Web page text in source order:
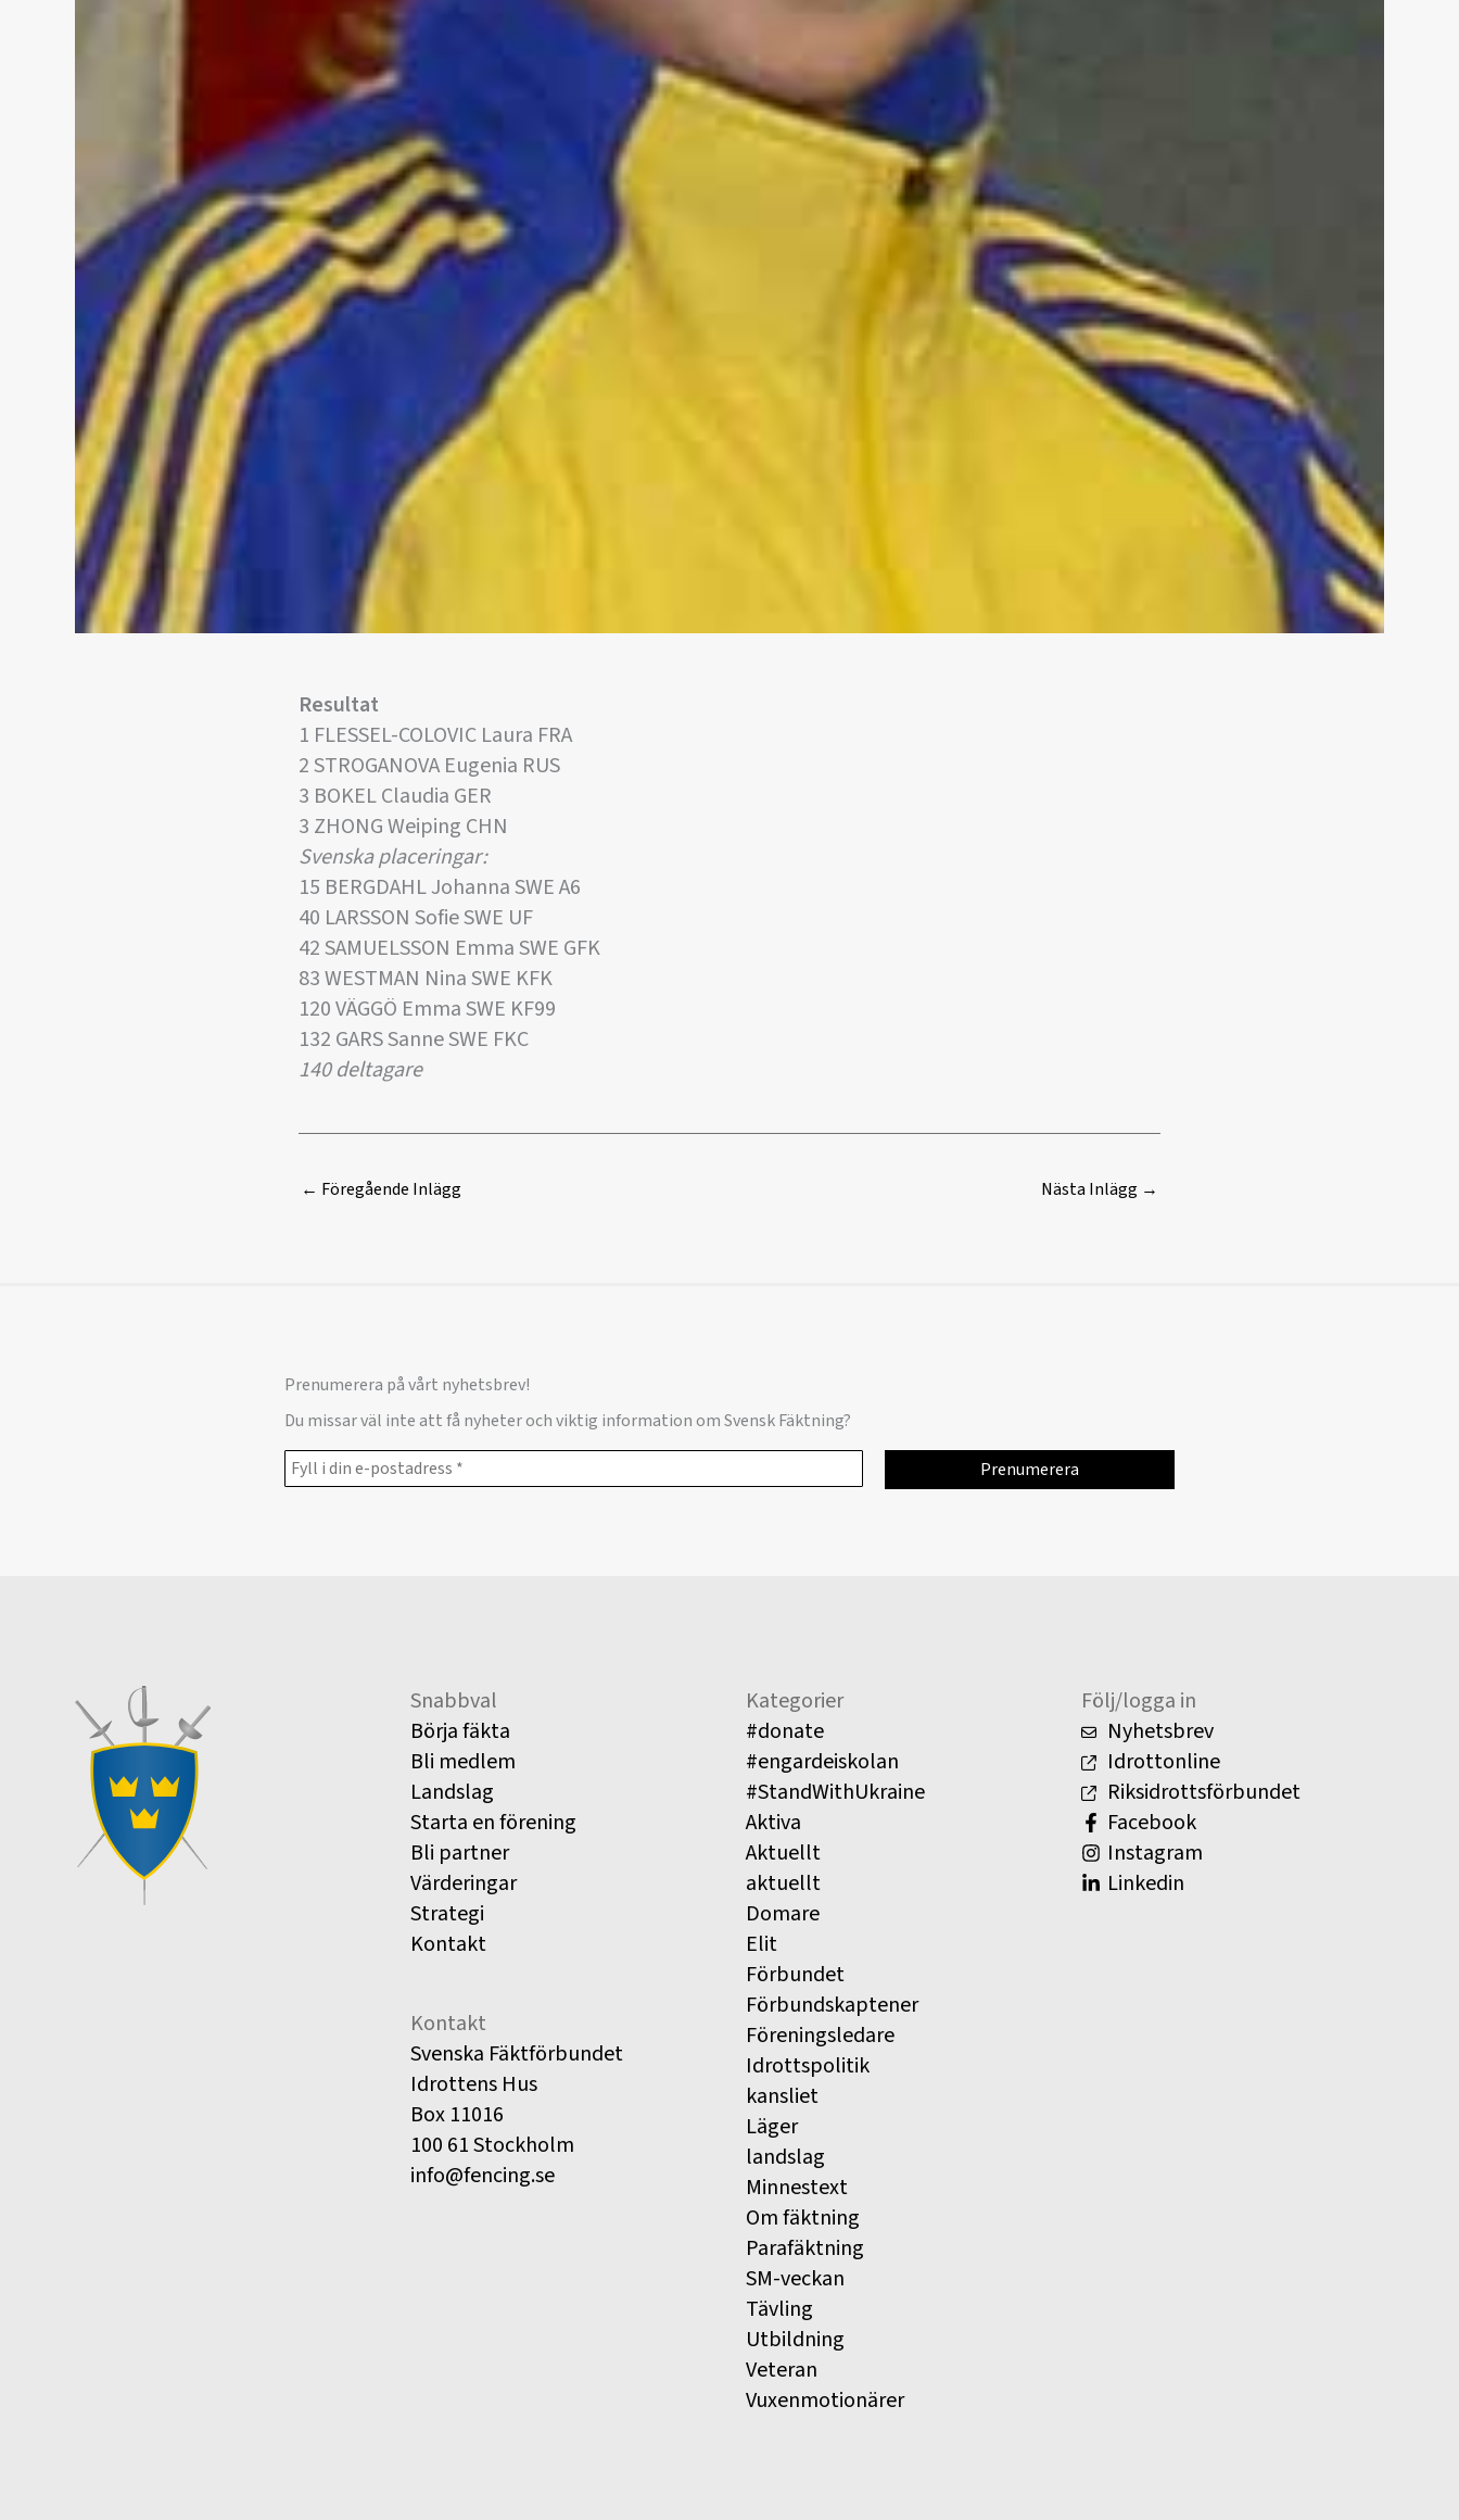
Resultat
1 FLESSEL-COLOVIC Laura FRA
2 STROGANOVA Eugenia RUS
3 BOKEL Claudia GER
3 ZHONG Weiping CHN
Svenska placeringar:
15 BERGDAHL Johanna SWE A6
40 LARSSON Sofie SWE UF
42 SAMUELSSON Emma SWE GFK
83 WESTMAN Nina SWE KFK
120 VÄGGÖ Emma SWE KF99
132 GARS Sanne SWE FKC
140 deltagare
← Föregående Inlägg Nästa Inlägg →
Prenumerera på vårt nyhetsbrev!
Du missar väl inte att få nyheter och viktig information om Svensk Fäktning?
Snabbval
Börja fäkta
Bli medlem
Landslag
Starta en förening
Bli partner
Värderingar
Strategi
Kontakt
Kontakt
Svenska Fäktförbundet
Idrottens Hus
Box 11016
100 61 Stockholm
info@fencing.se
Kategorier
#donate
#engardeiskolan
#StandWithUkraine
Aktiva
Aktuellt
aktuellt
Domare
Elit
Förbundet
Förbundskaptener
Föreningsledare
Idrottspolitik
kansliet
Läger
landslag
Minnestext
Om fäktning
Parafäktning
SM-veckan
Tävling
Utbildning
Veteran
Vuxenmotionärer
Följ/logga in
Nyhetsbrev
Idrottonline
Riksidrottsförbundet
Facebook
Instagram
Linkedin